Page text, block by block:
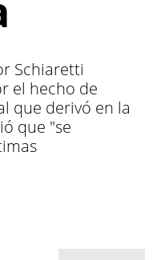
Schiaretti
el hecho de
que derivó en la
que "se